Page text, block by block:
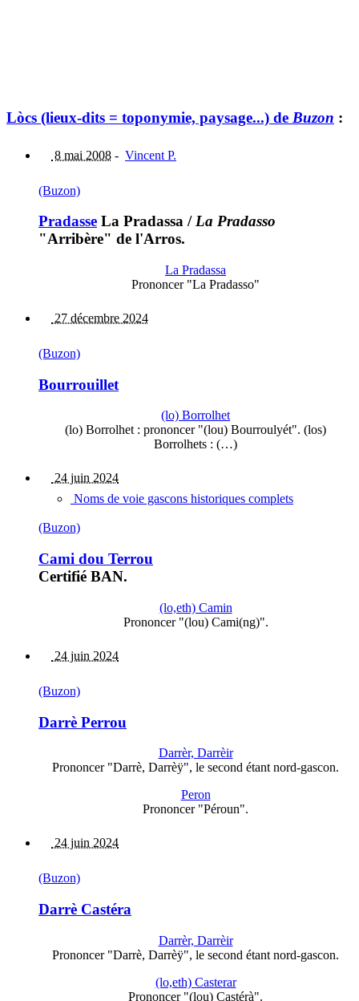
Lòcs (lieux-dits = toponymie, paysage...) de Buzon :
8 mai 2008 - Vincent P.
(Buzon)
Pradasse La Pradassa /La Pradasso
"Arribère" de l'Arros.
La Pradassa
Prononcer "La Pradasso"
27 décembre 2024
(Buzon)
Bourrouillet
(lo) Borrolhet
(lo) Borrolhet : prononcer "(lou) Bourroulyét". (los)
Borrolhets : (…)
24 juin 2024
Noms de voie gascons historiques complets
(Buzon)
Cami dou Terrou
Certifié BAN.
(lo,eth) Camin
Prononcer "(lou) Cami(ng)".
24 juin 2024
(Buzon)
Darrè Perrou
Darrèr, Darrèir
Prononcer "Darrè, Darrèÿ", le second étant nord-gascon.
Peron
Prononcer "Péroun".
24 juin 2024
(Buzon)
Darrè Castéra
Darrèr, Darrèir
Prononcer "Darrè, Darrèÿ", le second étant nord-gascon.
(lo,eth) Casterar
Prononcer "(lou) Castérà".